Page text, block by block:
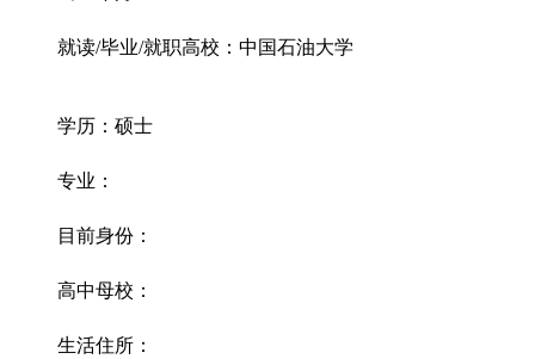
就读/毕业/就职高校：中国石油大学
学历：硕士
专业：
目前身份：
高中母校：
生活住所：